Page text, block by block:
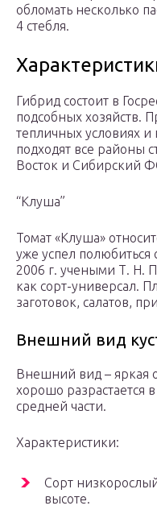
обломать несколько
4 стебля.
Гибрид состоит в
подсобных хозяйств.
тепличных условиях
подходят все районы
Восток и Сибирский
“Клуша”
Томат «Клуша»
уже успел
2006 г. учеными Т. Н.
как сорт-универсал.
заготовок, салатов,
Внешний вид
Внешний вид – яркая
хорошо разрастается
средней части.
Характеристики:
Сорт
высоте.